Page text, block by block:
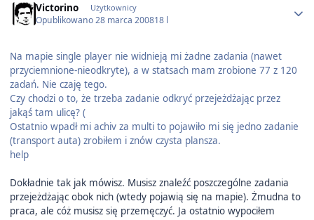
Victorino Użytkownicy
Opublikowano28 marca 200818 l
Na mapie single player nie widnieją mi żadne zadania (nawet
przyciemnione-nieodkryte), a w statsach mam zrobione 77 z 120
zadań. Nie czaję tego.
Czy chodzi o to, że trzeba zadanie odkryć przejeżdżając przez
jakąś tam ulicę? (
Ostatnio wpadł mi achiv za multi to pojawiło mi się jedno zadanie
(transport auta) zrobiłem i znów czysta plansza.
help
Dokładnie tak jak mówisz. Musisz znaleźć poszczególne zadania
przejeżdżając obok nich (wtedy pojawią się na mapie). Żmudna to
praca, ale cóż musisz się przemęczyć. Ja ostatnio wypociłem